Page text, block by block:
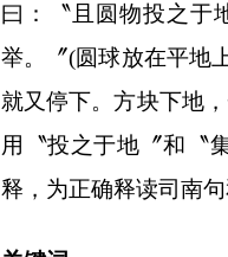
曰：〝且圆物投之于
举。〞(圆球放在平地
就又停下。方块下地
用〝投之于地〞和〝
释，为正确释读司南